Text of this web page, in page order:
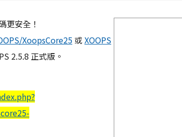
更安全！
XoopsCore25 或XOOPS
2.5.8 正式版。